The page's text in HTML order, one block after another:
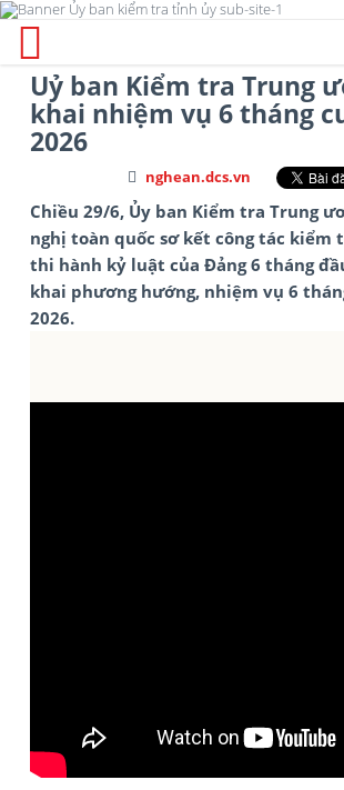
Uỷ ban Kiểm tra Trung
khai nhiệm vụ 6 tháng
2026
nghean.dcs.vn
Chiều 29/6, Ủy ban Kiểm tra Trung
nghị toàn quốc sơ kết công tác kiểm
thi hành kỷ luật của Đảng 6 tháng
khai phương hướng, nhiệm vụ 6
2026.